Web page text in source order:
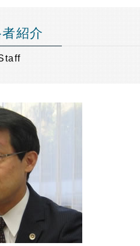
ない
すく
相談
相談
士 相談
相談
談
相談
相談
相談
士 相談
相談
護士 相談
相談
談
紹介